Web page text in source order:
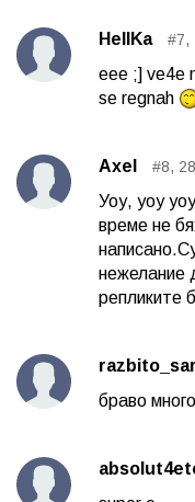
HellKa #7,
eee ;] ve4e
se regnah
Axel #8,
Уоу, уоу
време не
нежелание
репликите
браво